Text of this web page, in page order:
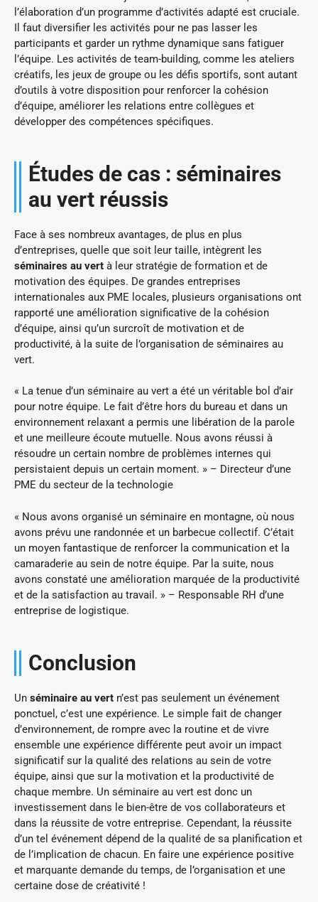
l’élaboration d’un programme d’activités adapté est cruciale.
Il faut diversifier les activités pour ne pas lasser les
participants et garder un rythme dynamique sans fatiguer
l’équipe. Les activités de team-building, comme les ateliers
créatifs, les jeux de groupe ou les défis sportifs, sont autant
d’outils à votre disposition pour renforcer la cohésion
d’équipe, améliorer les relations entre collègues et
développer des compétences spécifiques.
Études de cas : séminaires
au vert réussis
Face à ses nombreux avantages, de plus en plus
d’entreprises, quelle que soit leur taille, intègrent les
séminaires au vert à leur stratégie de formation et de
motivation des équipes. De grandes entreprises
internationales aux PME locales, plusieurs organisations ont
rapporté une amélioration significative de la cohésion
d’équipe, ainsi qu’un surcroît de motivation et de
productivité, à la suite de l’organisation de séminaires au
vert.
« La tenue d’un séminaire au vert a été un véritable bol d’air
pour notre équipe. Le fait d’être hors du bureau et dans un
environnement relaxant a permis une libération de la parole
et une meilleure écoute mutuelle. Nous avons réussi à
résoudre un certain nombre de problèmes internes qui
persistaient depuis un certain moment. » – Directeur d’une
PME du secteur de la technologie
« Nous avons organisé un séminaire en montagne, où nous
avons prévu une randonnée et un barbecue collectif. C’était
un moyen fantastique de renforcer la communication et la
camaraderie au sein de notre équipe. Par la suite, nous
avons constaté une amélioration marquée de la productivité
et de la satisfaction au travail. » – Responsable RH d’une
entreprise de logistique.
Conclusion
Un séminaire au vert n’est pas seulement un événement
ponctuel, c’est une expérience. Le simple fait de changer
d’environnement, de rompre avec la routine et de vivre
ensemble une expérience différente peut avoir un impact
significatif sur la qualité des relations au sein de votre
équipe, ainsi que sur la motivation et la productivité de
chaque membre. Un séminaire au vert est donc un
investissement dans le bien-être de vos collaborateurs et
dans la réussite de votre entreprise. Cependant, la réussite
d’un tel événement dépend de la qualité de sa planification et
de l’implication de chacun. En faire une expérience positive
et marquante demande du temps, de l’organisation et une
certaine dose de créativité !